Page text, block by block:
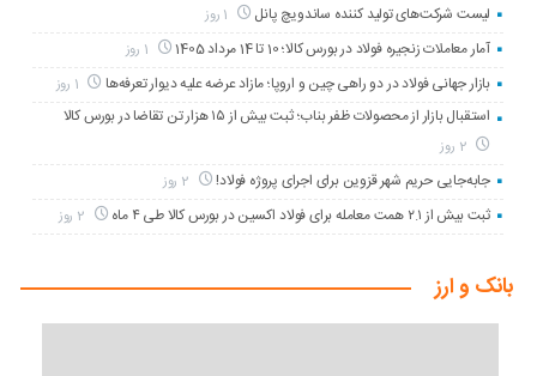
لیست شرکت‌های تولید کننده ساندویچ پانل
آمار معاملات زنجیره فولاد در بورس کالا؛ 10 تا 14 مرداد 1405
بازار جهانی فولاد در دو راهی چین و اروپا؛ مازاد عرضه علیه دیوار تعرفه‌ها
استقبال بازار از محصولات ظفر بناب؛ ثبت بیش از ۱۵ هزار تن تقاضا در بورس کالا
جابه‌جایی حریم شهر قزوین برای اجرای پروژه فولاد!
ثبت بیش از ۲.۱ همت معامله برای فولاد اکسین در بورس کالا طی ۴ ماه
بانک و ارز